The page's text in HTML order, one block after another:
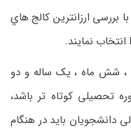
بررسی ارزانترين كالج هاي
نمایند.
، شش ماه ، یک ساله و دو
تحصیلی کوتاه تر باشد،
دانشجویان باید در هنگام